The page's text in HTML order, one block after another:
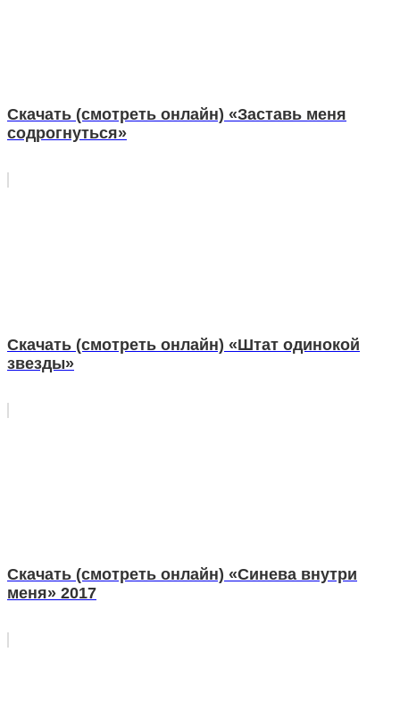
Скачать (смотреть онлайн) «Заставь меня
содрогнуться»
Скачать (смотреть онлайн) «Штат одинокой
звезды»
Скачать (смотреть онлайн) «Синева внутри
меня» 2017